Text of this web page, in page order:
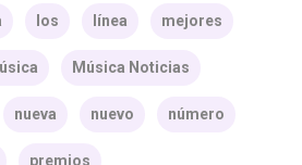
los línea mejores
Música Noticias
nueva nuevo número
premios